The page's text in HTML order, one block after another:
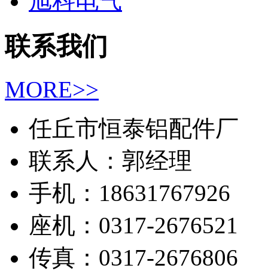
联系我们
MORE>>
任丘市恒泰铝配件厂
联系人：郭经理
手机：18631767926
座机：0317-2676521
传真：0317-2676806